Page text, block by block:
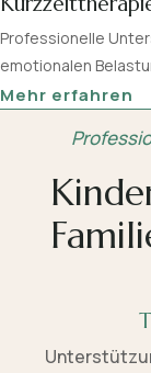
Professionelle
emotionalen
Mehr erfahren